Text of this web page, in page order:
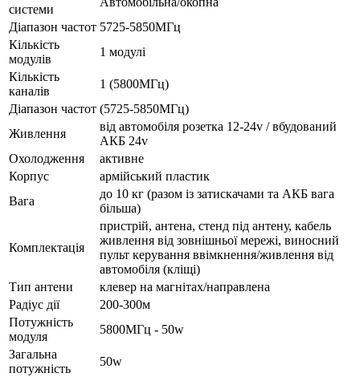
системи
Діапазон частот 5725-5850МГц
Кількість
модулів
1 модулі
Кількість
каналів
1 (5800МГц)
Діапазон частот (5725-5850МГц)
Живлення
від автомобіля розетка 12-24v / вбудований
АКБ 24v
Охолодження
активне
Корпус
армійський пластик
Вага
до 10 кг (разом із затискачами та АКБ вага
більша)
Комплектація
пристрій, антена, стенд під антену, кабель
живлення від зовнішньої мережі, виносний
пульт керування ввімкнення/живлення від
автомобіля (кліщі)
Тип антени
клевер на магнітах/направлена
Радіус дії
200-300м
Потужність
модуля
5800МГц - 50w
Загальна
потужність
50w